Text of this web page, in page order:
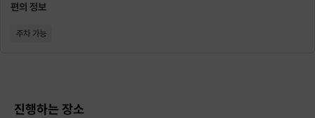
편의 정보
주차 가능
진행하는 장소